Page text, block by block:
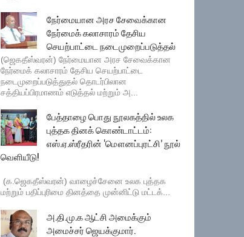
நேர்மையான அரச சேவைக்கான
நேர்மைக் கலாசாரம் தேசிய
செயற்பாட்டை நடைமுறைப்படுத்தல்
(ஜெகதீஸ்வரன்) நேர்மையான அரச சேவைக்கான
நேர்மைக் கலாசாரம் தேசிய செயற்பாட்டை
நடைமுறைப்படுத்துதல் தொடர்பிலான
சத்தியப்பிரமாணம் எடுத்தல் மற்றும் அ...
பேத்தாழை பொது நூலகத்தில் உலக
புத்தக தினக் கொண்டாட்டம்:
எஸ்.ஏ.ஸ்ரீதரின் ‘மௌனப்புரட்சி’ நூல்
வெளியீடு!
(க.ஜெகதீஸ்வரன்) வாழைச்சேனை உலக புத்தக
மற்றும் பதிப்புரிமை தினத்தை முன்னிட்டு மட்டக்...
அ.தி.மு.க ஆட்சி அமைக்கும்
அமைச்சர் ஜெயக்குமார்.